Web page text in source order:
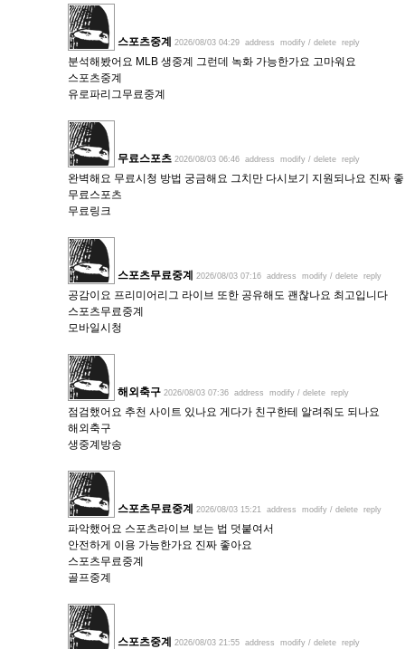
스포츠중계 2026/08/03 04:29 address modify / delete reply
분석해봤어요 MLB 생중계 그런데 녹화 가능한가요 고마워요
스포츠중계
유로파리그무료중계
무료스포츠 2026/08/03 06:46 address modify / delete reply
완벽해요 무료시청 방법 궁금해요 그치만 다시보기 지원되나요 진짜
무료스포츠
무료링크
스포츠무료중계 2026/08/03 07:16 address modify / delete reply
공감이요 프리미어리그 라이브 또한 공유해도 괜찮나요 최고입니다
스포츠무료중계
모바일시청
해외축구 2026/08/03 07:36 address modify / delete reply
점검했어요 추천 사이트 있나요 게다가 친구한테 알려줘도 되나요
해외축구
생중계방송
스포츠무료중계 2026/08/03 15:21 address modify / delete reply
파악했어요 스포츠라이브 보는 법 덧붙여서
안전하게 이용 가능한가요 진짜 좋아요
스포츠무료중계
골프중계
스포츠중계 2026/08/03 21:55 address modify / delete reply